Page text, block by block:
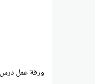
ورقة عمل درس